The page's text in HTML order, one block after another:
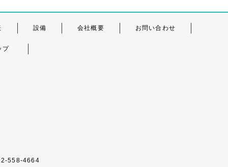
設備 会社概要 お問い合わせ
プ
558-4664